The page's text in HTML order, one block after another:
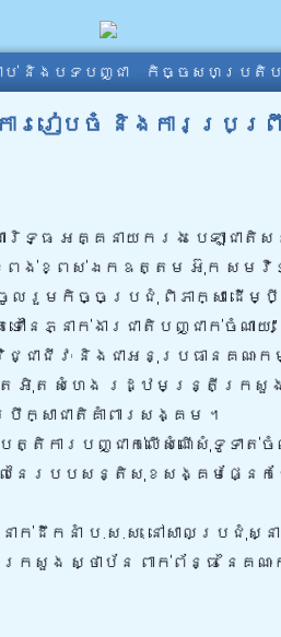
ប់ និងបទបញ្ជា កិច្ចសហប្រតិប
រៀបចំ និងការប្រព្រឹ
ារិទ្ធ អគ្គនាយករង បេឡាជ
ដ៏ខ្ពង់ខ្ពស់ឯកឧត្តម អ៊ុក សមវិ
លរួមកិច្ចប្រជុំ ពិភាក្សា ដើម្
ភ្នាក់ងារជាតិបញ្ជាក់ចំណាយ
ជាជីវៈ និងជាអនុប្រធានគណ
អុិត សំហេង រដ្ឋមន្ត្រីក្រសួង
ក្សាជាតិគាំពារសង្គម ។
ារបញ្ជាក់លើសំណើសុំទូទាត់ចំណា
នៃរបបសន្តិសុខសង្គមផ្នែកថ
ដឹកនាំ ប.ស.ស. នៅសាលប្រជុំស្ន
រសួង ស្ថាប័ន ពាក់ព័ន្ធ នៃគណៈ